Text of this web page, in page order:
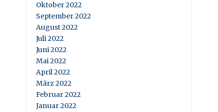
Oktober 2022
September 2022
August 2022
Juli 2022
Juni 2022
Mai 2022
April 2022
März 2022
Februar 2022
Januar 2022